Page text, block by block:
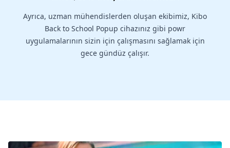
Ayrıca, uzman mühendislerden oluşan ekibimiz, Kibo
Back to School Popup cihazınız gibi powr
uygulamalarının sizin için çalışmasını sağlamak için
gece gündüz çalışır.